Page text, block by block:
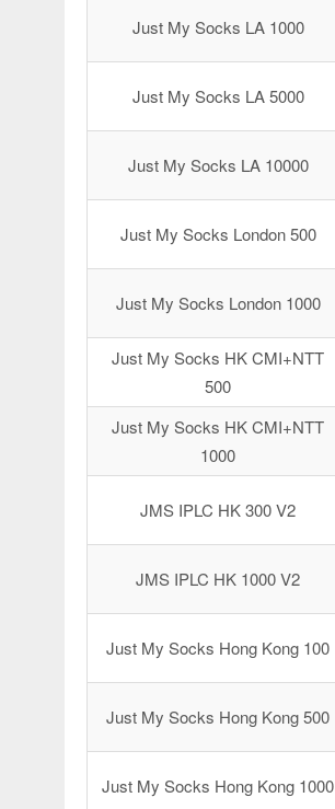
Just My Socks LA 1000
Just My Socks LA 5000
Just My Socks LA 10000
Just My Socks London 500
Just My Socks London 1000
Just My Socks HK CMI+NTT
500
Just My Socks HK CMI+NTT
1000
JMS IPLC HK 300 V2
JMS IPLC HK 1000 V2
Just My Socks Hong Kong 100
Just My Socks Hong Kong 500
Just My Socks Hong Kong 1000